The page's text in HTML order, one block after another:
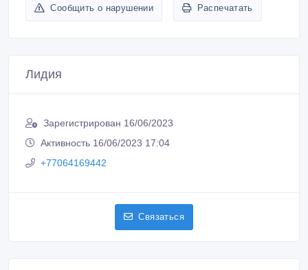
Сообщить о нарушении Распечатать
Лидия
Зарегистрирован 16/06/2023
Активность 16/06/2023 17:04
+77064169442
Связаться